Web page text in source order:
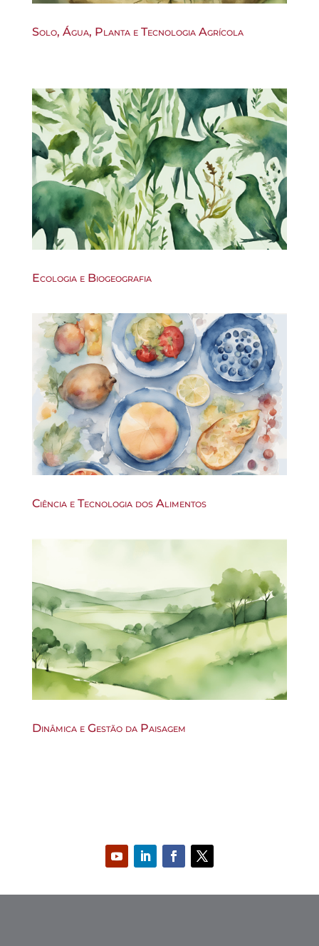
Solo, Água, Planta e Tecnologia Agrícola
Ecologia e Biogeografia
Ciência e Tecnologia dos Alimentos
Dinâmica e Gestão da Paisagem